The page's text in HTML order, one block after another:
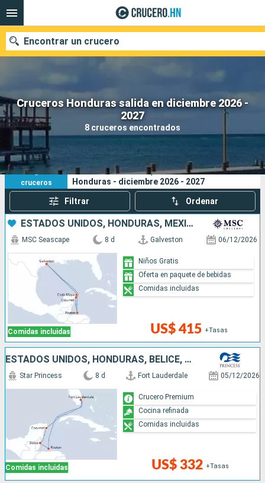
Cruceros Honduras salida en diciembre 2026 -
2027
8 cruceros encontrados
Encontrar un crucero
Nuestros destinos
Fecha de salida
Puertos Compañías
Buscar
8
cruceros
Sus criterios de búsqueda:
Honduras - diciembre 2026 - 2027
Filtrar Ordenar
ESTADOS UNIDOS, HONDURAS, MÉXICO
Comidas incluidas
MSC Seascape 8 d Galveston 06/12/2026
US$ 415 +Tasas
Niños Gratis
Oferta en paquete de bebidas
Comidas incluidas
ESTADOS UNIDOS, HONDURAS, BELICE, MÉXICO
Comidas incluidas
Star Princess 8 d Fort Lauderdale 05/12/2026
US$ 332 +Tasas
Crucero Premium
Cocina refinada
Comidas incluidas